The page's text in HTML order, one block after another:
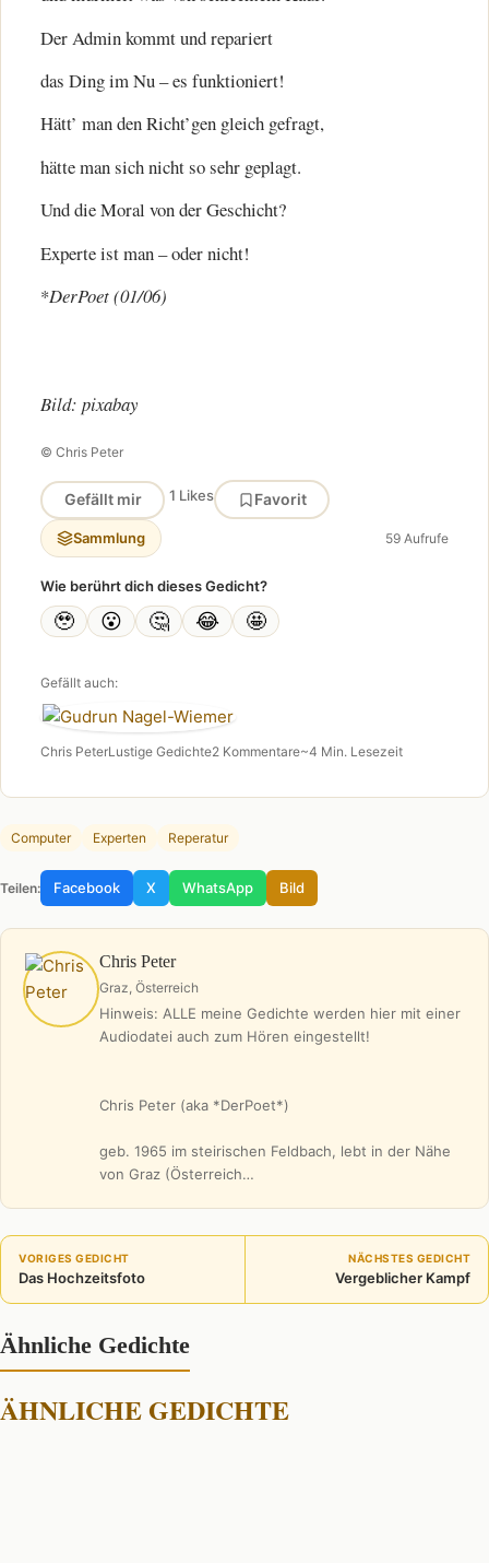
Der Admin kommt und repariert
das Ding im Nu – es funktioniert!
Hätt’ man den Richt’gen gleich gefragt,
hätte man sich nicht so sehr geplagt.
Und die Moral von der Geschicht?
Experte ist man – oder nicht!
*DerPoet (01/06)
Bild: pixabay
© Chris Peter
Gefällt mir 1 Likes Favorit
Sammlung 59 Aufrufe
Wie berührt dich dieses Gedicht?
🥹 😮 🤔 😂 🤩
Gefällt auch:
Chris PeterLustige Gedichte2 Kommentare~4 Min. Lesezeit
Computer Experten Reperatur
Teilen: Facebook X WhatsApp Bild
Chris Peter
Graz, Österreich
Hinweis: ALLE meine Gedichte werden hier mit einer
Audiodatei auch zum Hören eingestellt!
Chris Peter (aka *DerPoet*)
geb. 1965 im steirischen Feldbach, lebt in der Nähe
von Graz (Österreich…
VORIGES GEDICHT
Das Hochzeitsfoto
NÄCHSTES GEDICHT
Vergeblicher Kampf
Ähnliche Gedichte
ÄHNLICHE GEDICHTE